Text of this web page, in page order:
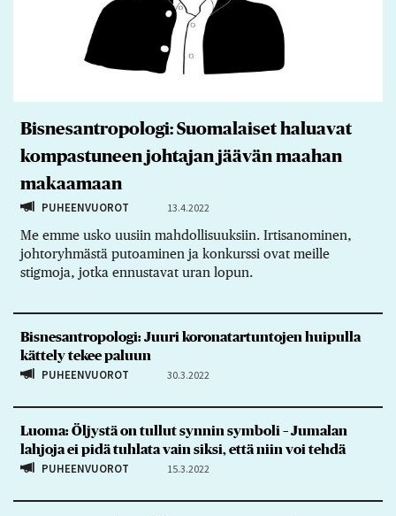
Bisnesantropologi: Suomalaiset haluavat
kompastuneen johtajan jäävän maahan
makaamaan
PUHEENVUOROT 13.4.2022
Me emme usko uusiin mahdollisuuksiin. Irtisanominen,
johtoryhmästä putoaminen ja konkurssi ovat meille
stigmoja, jotka ennustavat uran lopun.
Bisnesantropologi: Juuri koronatartuntojen huipulla
kättely tekee paluun
PUHEENVUOROT 30.3.2022
Luoma: Öljystä on tullut synnin symboli – Jumalan
lahjoja ei pidä tuhlata vain siksi, että niin voi tehdä
PUHEENVUOROT 15.3.2022